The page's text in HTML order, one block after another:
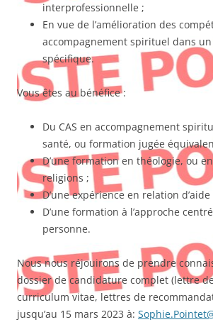
interprofessionnelle ;
En vue de l’amélioration des
accompagnement spirituel dans
spécifique.
Vous êtes au bénéfice :
Du CAS en accompagnement
santé, ou formation jugée
D’une formation en théologie, ou
religions ;
D’une expérience en relation d’aide
D’une formation à l’approche
personne.
Nous nous réjouirons de prendre
dossier de candidature complet (lettre
curriculum vitae, lettres de
jusqu’au 15 mars 2023 à: